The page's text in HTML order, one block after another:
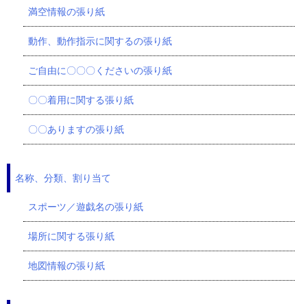
満空情報の張り紙
動作、動作指示に関するの張り紙
ご自由に〇〇〇くださいの張り紙
〇〇着用に関する張り紙
〇〇ありますの張り紙
名称、分類、割り当て
スポーツ／遊戯名の張り紙
場所に関する張り紙
地図情報の張り紙